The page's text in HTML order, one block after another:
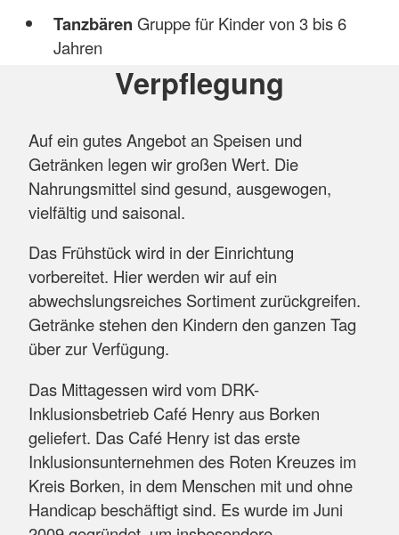
Tanzbären Gruppe für Kinder von 3 bis 6
Jahren
Verpflegung
Auf ein gutes Angebot an Speisen und
Getränken legen wir großen Wert. Die
Nahrungsmittel sind gesund, ausgewogen,
vielfältig und saisonal.
Das Frühstück wird in der Einrichtung
vorbereitet. Hier werden wir auf ein
abwechslungsreiches Sortiment zurückgreifen.
Getränke stehen den Kindern den ganzen Tag
über zur Verfügung.
Das Mittagessen wird vom DRK-
Inklusionsbetrieb Café Henry aus Borken
geliefert. Das Café Henry ist das erste
Inklusionsunternehmen des Roten Kreuzes im
Kreis Borken, in dem Menschen mit und ohne
Handicap beschäftigt sind. Es wurde im Juni